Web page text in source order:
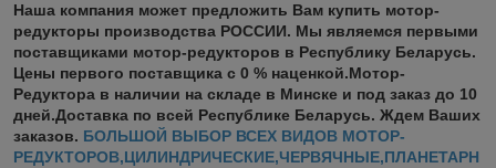
Наша компания может предложить Вам купить мотор-
редукторы производства РОССИИ. Мы являемся первыми
поставщиками мотор-редукторов в Республику Беларусь.
Цены первого поставщика с 0 % наценкой.Мотор-
Редуктора в наличии на складе в Минске и под заказ до 10
дней.Доставка по всей Республике Беларусь. Ждем Ваших
заказов. БОЛЬШОЙ ВЫБОР ВСЕХ ВИДОВ МОТОР-
РЕДУКТОРОВ,ЦИЛИНДРИЧЕСКИЕ,ЧЕРВЯЧНЫЕ,ПЛАНЕТАРН